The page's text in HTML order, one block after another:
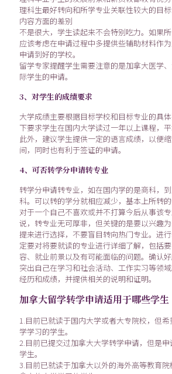
理科生最好转向和所学专业关联性较大的目
内容方面的差别
不是很大，学生读起来不会特别吃力。如果所
应该考虑在申请过程中多提供些辅助材料作
申请到好的学校。
留学专家提醒学生需要注意的是加拿大医学
际学生的申请。
3、对学生的成绩要求
大学成绩主要根据目标学校和目标专业的具
下要求学生在国内大学读过一年以上课程，平
此外，建议学生提供一定的语言成绩，以便
间，同时也有利于签证的申请。
4、可否转学分申请转专业
转学分申请转专业，如在国内学的是商科，
科。可以转的学分就相应减少，基本上所转的
对于一个自己不喜欢或并不打算今后从事该
说，转专业无可厚非，但关键的是要以兴趣
提来进行选择，不要盲目转向热门专业。进
定要对将要就读的专业进行详细了解，包括
容、就业前景以及有可能面临的问题。确认
突出自己在学习和社会活动、工作实习等领
经历和成绩，并提供相关的说明和证明。
加拿大留学转学申请适用于哪些学生
1.目前已就读于国内大学或者大专院校，但
学学习的学生。
2.目前已提交过加拿大大学转学申请，但是
学生。
3.目前已就读于加拿大以外的海外高等教育